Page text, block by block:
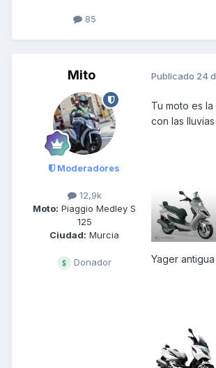
85
Mito
Moderadores
12,9k
Moto: Piaggio Medley S
125
Ciudad: Murcia
Donador
Publicado 24
Tu moto es
con las
Yager antigua